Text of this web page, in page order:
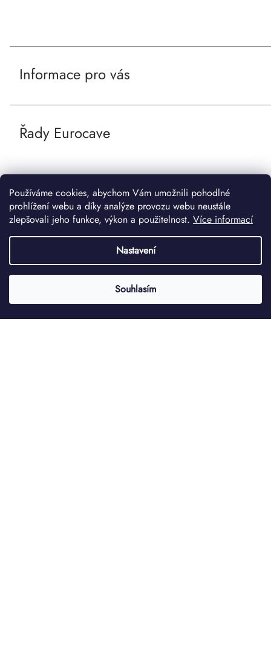
Používáme cookies, abychom Vám umožnili pohodlné
prohlížení webu a díky analýze provozu webu neustále
zlepšovali jeho funkce, výkon a použitelnost. Více informací
Nastavení
Souhlasím
Informace pro vás
Řady Eurocave